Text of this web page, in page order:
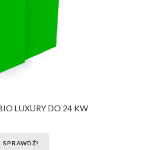
LUXURY DO 24 KW
SPRAWDŹ!